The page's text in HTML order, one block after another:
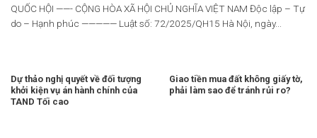
QUỐC HỘI ——- CỘNG HÒA XÃ HỘI CHỦ NGHĨA VIỆT NAM Độc lập – Tự
do – Hạnh phúc ————— Luật số: 72/2025/QH15 Hà Nội, ngày...
Dự thảo nghị quyết về đối tượng
khởi kiện vụ án hành chính của
TAND Tối cao
Giao tiền mua đất không giấy tờ,
phải làm sao để tránh rủi ro?